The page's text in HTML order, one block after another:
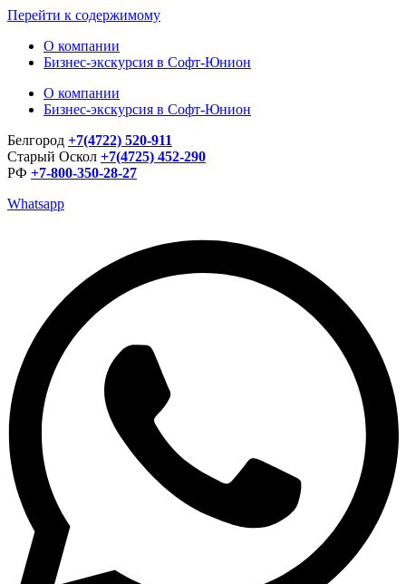
Перейти к содержимому
О компании
Бизнес-экскурсия в Софт-Юнион
О компании
Бизнес-экскурсия в Софт-Юнион
Белгород +7(4722) 520-911
Старый Оскол +7(4725) 452-290
РФ +7-800-350-28-27
Whatsapp